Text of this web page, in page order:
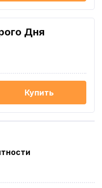
Дня
Купить